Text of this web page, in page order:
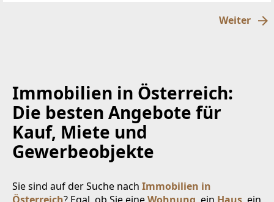
Weiter
Immobilien in Österreich:
Die besten Angebote für
Kauf, Miete und
Gewerbeobjekte
Sie sind auf der Suche nach Immobilien in
Österreich? Egal, ob Sie eineWohnung, ein Haus, ein